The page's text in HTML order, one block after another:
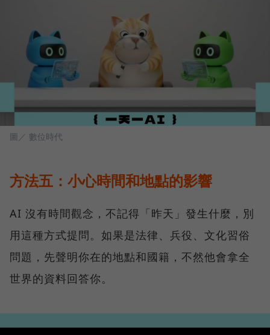
圖／ 數位時代
方法五：小心時間和地點的影響
AI 沒有時間觀念，不記得「昨天」發生什麼，別
用這種方式提問。如果是法律、兵役、文化習俗
問題，先聲明你在的地點和國籍，不然他會拿全
世界的資料回答你。